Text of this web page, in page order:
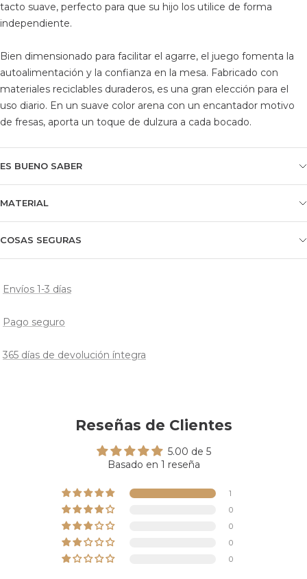
tacto suave, perfecto para que su hijo los utilice de forma
independiente.
Bien dimensionado para facilitar el agarre, el juego fomenta la
autoalimentación y la confianza en la mesa. Fabricado con
materiales reciclables duraderos, es una gran elección para el
uso diario. En un suave color arena con un encantador motivo
de fresas, aporta un toque de dulzura a cada bocado.
ES BUENO SABER
MATERIAL
COSAS SEGURAS
Envíos 1-3 días
Pago seguro
365 días de devolución íntegra
Reseñas de Clientes
5.00 de 5
Basado en 1 reseña
1
0
0
0
0